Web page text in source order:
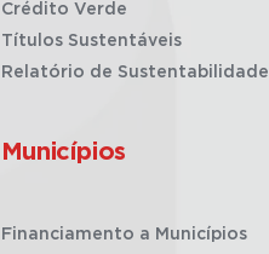
Crédito Verde
Títulos Sustentáveis
Relatório de Sustentabilidade
Municípios
Financiamento a Municípios